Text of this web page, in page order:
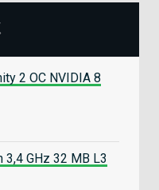
2 OC NVIDIA 8
GHz 32 MB L3